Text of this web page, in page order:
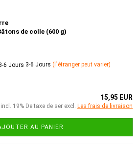
de colle (600 g)
3-6 Jours (l`étranger peut varier)
15,95 EUR
incl. 19% De taxe de ser excl. Les frais de livraison
AU PANIER